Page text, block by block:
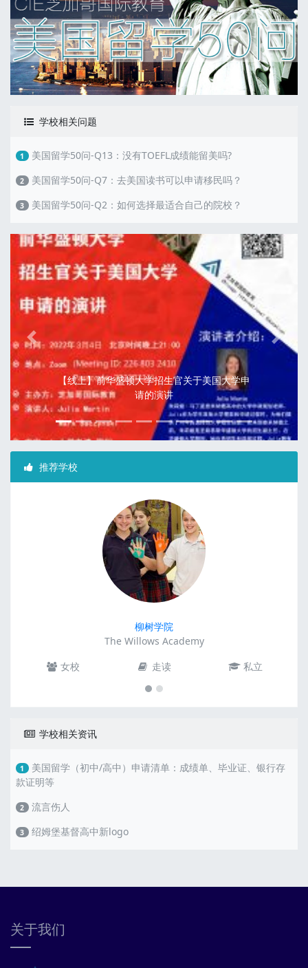
学校相关问题
1 美国留学50问-Q13：没有TOEFL成绩能留美吗?
2 美国留学50问-Q7：去美国读书可以申请移民吗？
3 美国留学50问-Q2：如何选择最适合自己的院校？
2020年美国3所精英学校寒假插班：柳树学院/
北岭预科学校/查米纳德大学预科学校
Previous Next
推荐学校
柳树学院
The Willows Academy
女校
走读 私立
学校相关资讯
1 美国留学（初中/高中）申请清单：成绩单、毕业证、银行存
款证明等
2 流言伤人
3 绍姆堡基督高中新logo
关于我们